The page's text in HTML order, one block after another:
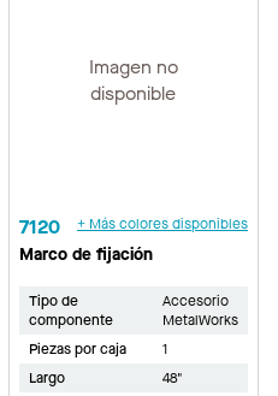
Imagen no
disponible
7120 + Más colores disponibles
Marco de fijación
Tipo de
componente
Accesorio
MetalWorks
Piezas por caja
1
Largo
48"